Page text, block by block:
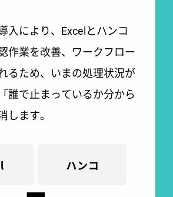
入により、Excelとハンコ
作業を改善、 ワークフロー
るため、いまの処理状況が
誰で止まっているか分から
します。